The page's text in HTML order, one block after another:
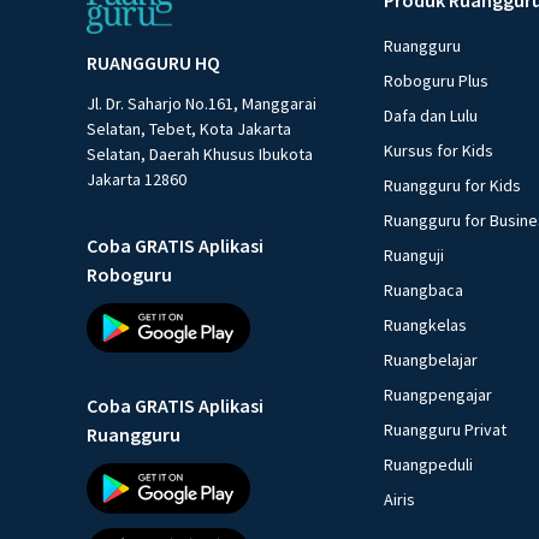
RUANGGURU HQ
Jl. Dr. Saharjo No.161, Manggarai
Selatan, Tebet, Kota Jakarta
Selatan, Daerah Khusus Ibukota
Jakarta 12860
Coba GRATIS Aplikasi
Roboguru
Coba GRATIS Aplikasi
Ruangguru
Ruangguru
Roboguru Plus
Dafa dan Lulu
Kursus for Kids
Ruangguru for Kids
Ruangguru for
Ruanguji
Ruangbaca
Ruangkelas
Ruangbelajar
Ruangpengajar
Ruangguru Privat
Ruangpeduli
Airis